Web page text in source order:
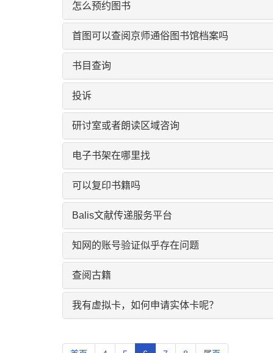
怎么预约图书
首图可以查阅京师通俗图书馆档案吗
书目查询
投诉
研讨室或者朗读区域咨询
电子书架在哪里找
可以复印书籍吗
Balis文献传递服务平台
知网的账号验证似乎存在问题
查阅古籍
我有虚拟卡，如何申请实体卡呢？